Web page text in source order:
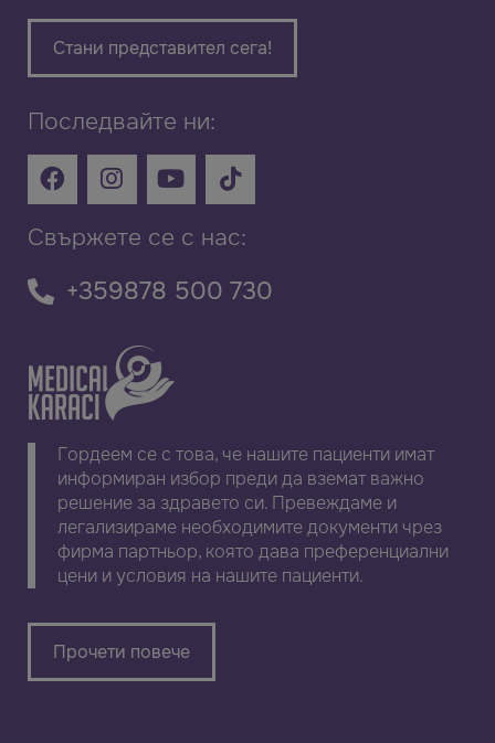
Стани представител сега!
Последвайте ни:
Свържете се с нас:
+359878 500 730
Гордеем се с това, че нашите пациенти имат
информиран избор преди да вземат важно
решение за здравето си. Превеждаме и
легализираме необходимите документи чрез
фирма партньор, която дава преференциални
цени и условия на нашите пациенти.
Прочети повече